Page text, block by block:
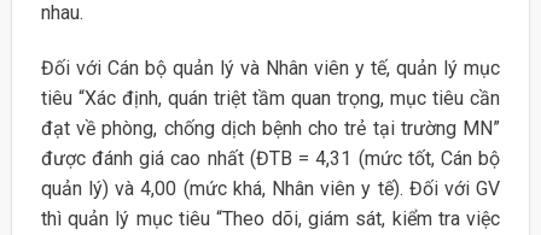
nhau.
Đối với Cán bộ quản lý và Nhân viên y tế, quản lý mục
tiêu “Xác định, quán triệt tầm quan trọng, mục tiêu cần
đạt về phòng, chống dịch bệnh cho trẻ tại trường MN”
được đánh giá cao nhất (ĐTB = 4,31 (mức tốt, Cán bộ
quản lý) và 4,00 (mức khá, Nhân viên y tế). Đối với GV
thì quản lý mục tiêu “Theo dõi, giám sát, kiểm tra việc